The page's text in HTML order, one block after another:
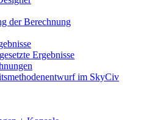
der Berechnung
Ergebnisse
im SkyCiv